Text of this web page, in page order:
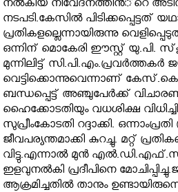
നല്‍കിയ നിവേദനത്തിന്‍്റെ
നടപടി.കേസില്‍ പിടിക്കപ്പെട്ടത്
പ്രതികളല്ലെന്നായിരുന്നു
ഒന്നിന് മൊകേരി ഈസ്റ്റ് യു.പി.
മുന്നിലിട്ട് സി.പി.എം.പ്രവര്‍ത്തകര്‍
വെട്ടിക്കൊന്നുവെന്നാണ്
ബന്ധപ്പെട്ട് അഞ്ചുപേര്‍ക്ക്
ഹൈക്കോടതിയും വധശിക്ഷ
സുപ്രീംകോടതി റദ്ദാക്കി. ഒന്നാംപ്രതി
ജീവപര്യന്തമാക്കി കുറച്ചു. മറ്റ്
വിട്ടു.എന്നാല്‍ മുന്‍
ഇളവുനല്‍കി പ്രദീപിനെ
ആക്രമിച്ചതില്‍ താനും